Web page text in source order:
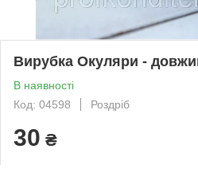
Вирубка Окуляри -
В наявності
Код: 04598
Роздріб
30 ₴